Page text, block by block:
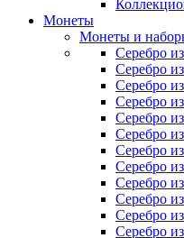
Монеты
Монеты и
Серебро
Серебро
Серебро
Серебро
Серебро
Серебро
Серебро
Серебро
Серебро
Серебро
Серебро
Серебро